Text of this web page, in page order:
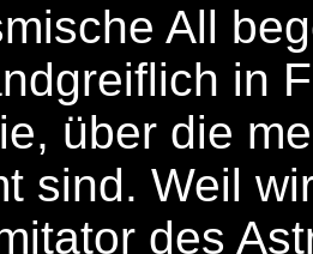
All
in
über die
sind. Weil
des